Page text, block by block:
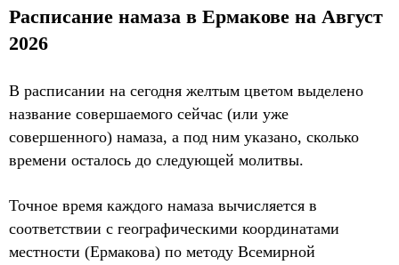
Расписание намаза в Ермакове на Август
2026
В расписании на сегодня желтым цветом выделено
название совершаемого сейчас (или уже
совершенного) намаза, а под ним указано, сколько
времени осталось до следующей молитвы.
Точное время каждого намаза вычисляется в
соответствии с географическими координатами
местности (Ермакова) по методу Всемирной